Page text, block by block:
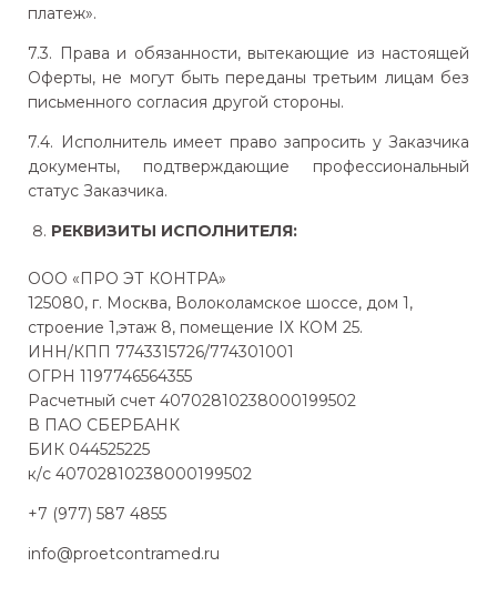
платеж».
7.3. Права и обязанности, вытекающие из настоящей
Оферты, не могут быть переданы третьим лицам без
письменного согласия другой стороны.
7.4. Исполнитель имеет право запросить у Заказчика
документы, подтверждающие профессиональный
статус Заказчика.
РЕКВИЗИТЫ ИСПОЛНИТЕЛЯ:
ООО «ПРО ЭТ КОНТРА»
125080, г. Москва, Волоколамское шоссе, дом 1,
строение 1,этаж 8, помещение IХ КОМ 25.
ИНН/КПП 7743315726/774301001
ОГРН 1197746564355
Расчетный счет 40702810238000199502
В ПАО СБЕРБАНК
БИК 044525225
к/с 40702810238000199502
+7 (977) 587 4855
info@proetcontramed.ru